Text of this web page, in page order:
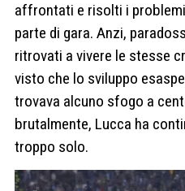
affrontati e risolti i
parte di gara. Anzi,
ritrovati a vivere le stesse
visto che lo sviluppo
trovava alcuno sfogo a
brutalmente, Lucca ha
troppo solo.